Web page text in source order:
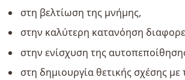
στη βελτίωση της μνήμης,
στην καλύτερη κατανόηση
στην ενίσχυση της
στη δημιουργία θετικής σχέσης